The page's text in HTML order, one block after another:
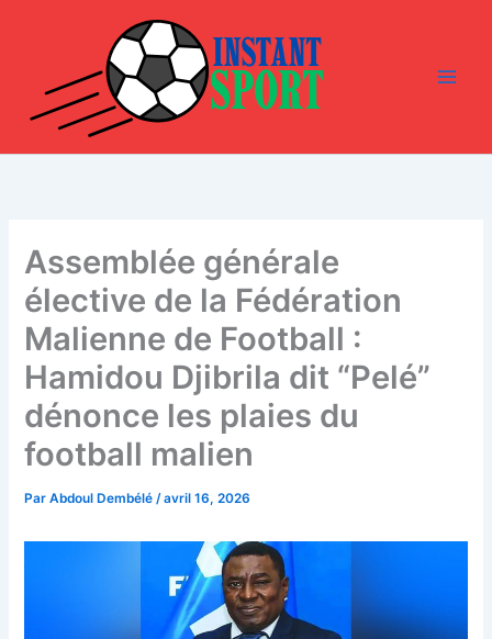
Assemblée générale
élective de la Fédération
Malienne de Football :
Hamidou Djibrila dit “Pelé”
dénonce les plaies du
football malien
ParAbdoul Dembélé/avril 16, 2026